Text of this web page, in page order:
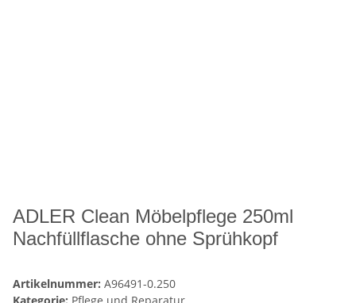
ADLER Clean Möbelpflege 250ml
Nachfüllflasche ohne Sprühkopf
Artikelnummer: A96491-0.250